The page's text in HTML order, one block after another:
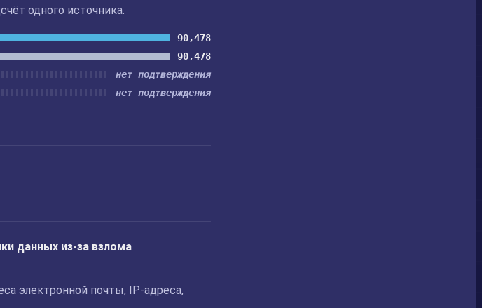
одного источника.
90,478
90,478
нет подтверждения
нет подтверждения
данных из-за взлома
электронной почты, IP-адреса,